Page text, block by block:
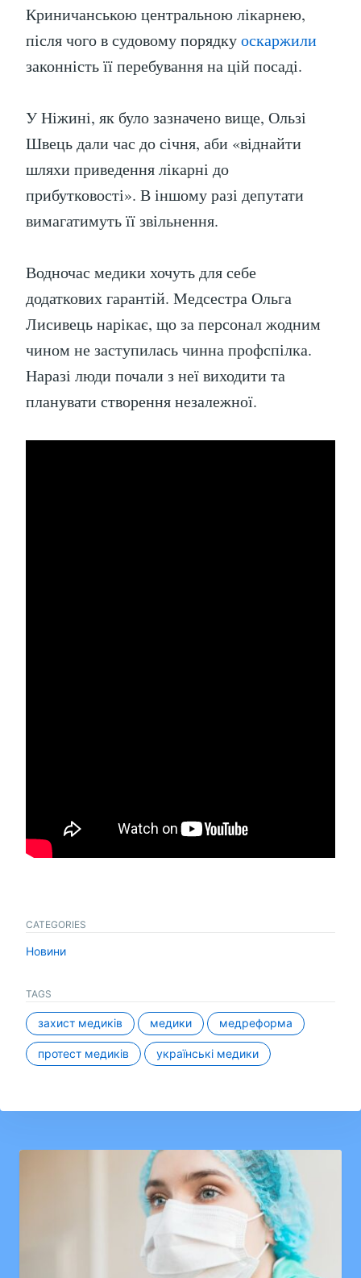
Криничанською центральною лікарнею,
після чого в судовому порядкуоскаржили
законність її перебування на цій посаді.
У Ніжині, як було зазначено вище, Ользі
Швець дали час до січня, аби «віднайти
шляхи приведення лікарні до
прибутковості». В іншому разі депутати
вимагатимуть її звільнення.
Водночас медики хочуть для себе
додаткових гарантій. Медсестра Ольга
Лисивець нарікає, що за персонал жодним
чином не заступилась чинна профспілка.
Наразі люди почали з неї виходити та
планувати створення незалежної.
CATEGORIES
Новини
TAGS
захист медиків медики медреформа
протест медиків українські медики
Навігація